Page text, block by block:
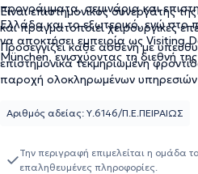
προγράμματα, σεμινάρια και
Ελλάδα και το εξωτερικό, ενώ στο
να αποκτήσει εμπειρία ως Visiting
München, ενισχύοντας τη διεθνή
Είναι επιστημονικός συνεργάτης
και πραγματοποιεί χειρουργικές
Προσεγγίζει κάθε ασθενή με
επιστημονικά τεκμηριωμένη
παροχή ολοκληρωμένων
Αριθμός αδείας: Υ.6146/Π.Ε.ΠΕΙΡΑΙΩΣ
Την περιγραφή επιμελείται η ομάδα
επαληθευμένες πληροφορίες.